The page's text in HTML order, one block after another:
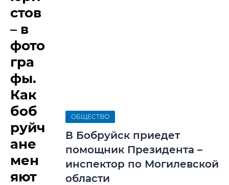
стов
– в
фото
гра
фы.
Как
боб
руйч
ане
мен
яют
ОБЩЕСТВО
В Бобруйск приедет
помощник Президента –
инспектор по Могилевской
области